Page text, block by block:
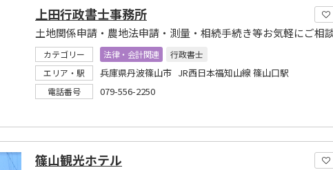
上田行政書士事務所
カテゴリー 法律・会計関連
行政書士
エリア・駅
兵庫県丹波篠山市 JR西日本福知山線 篠山口駅
電話番号 079-556-2250
篠山観光ホテル